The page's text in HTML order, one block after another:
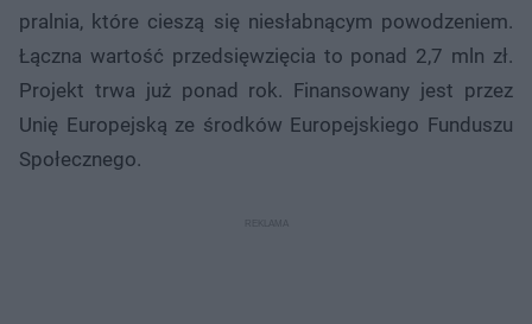
pralnia, które cieszą się niesłabnącym powodzeniem.
Łączna wartość przedsięwzięcia to ponad 2,7 mln zł.
Projekt trwa już ponad rok. Finansowany jest przez
Unię Europejską ze środków Europejskiego Funduszu
Społecznego.